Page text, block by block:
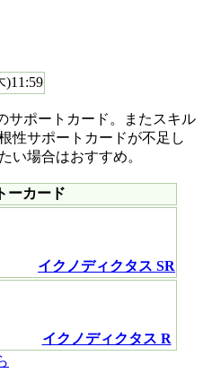
)11:59
サポートカード。またスキル
性サポートカードが不足し
い場合はおすすめ。
ーカード
イクノディクタス SR
イクノディクタス R